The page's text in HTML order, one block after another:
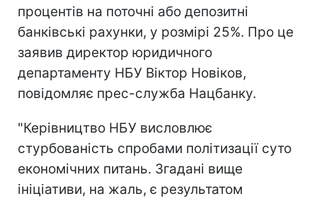
процентів на поточні або депозитні
банківські рахунки, у розмірі 25%. Про це
заявив директор юридичного
департаменту НБУ Віктор Новіков,
повідомляє прес-служба Нацбанку.
"Керівництво НБУ висловлює
стурбованість спробами політизації суто
економічних питань. Згадані вище
ініціативи, на жаль, є результатом